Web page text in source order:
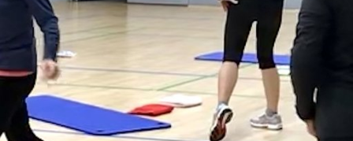
Freizeitsport
Fußball
Gymnastik
Tennis